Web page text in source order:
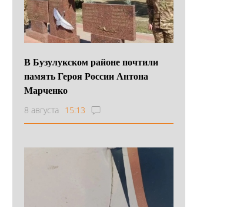
В Бузулукском районе почтили
память Героя России Антона
Марченко
8 августа 15:13